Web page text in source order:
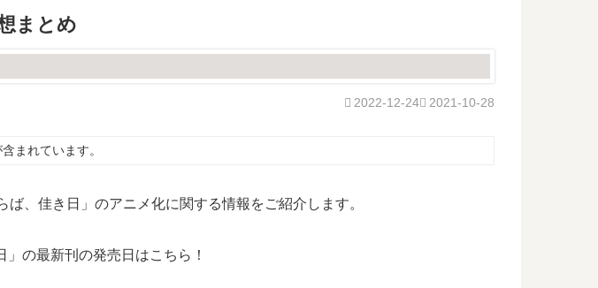
まとめ
2021-10-28
2022-12-24
まれています。
、佳き日」のアニメ化に関する情報をご紹介します。
の最新刊の発売日はこちら！